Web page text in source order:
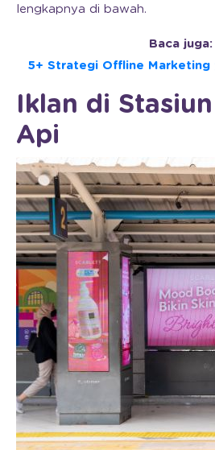
lengkapnya di bawah.
Baca juga:
5+ Strategi Offline Marketing
Iklan di
Api